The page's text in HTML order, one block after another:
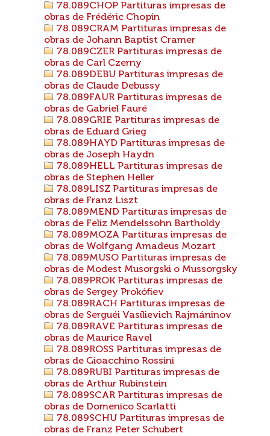
78.089CHOP Partituras impresas de
obras de Frédéric Chopin
78.089CRAM Partituras impresas de
obras de Johann Baptist Cramer
78.089CZER Partituras impresas de
obras de Carl Czerny
78.089DEBU Partituras impresas de
obras de Claude Debussy
78.089FAUR Partituras impresas de
obras de Gabriel Fauré
78.089GRIE Partituras impresas de
obras de Eduard Grieg
78.089HAYD Partituras impresas de
obras de Joseph Haydn
78.089HELL Partituras impresas de
obras de Stephen Heller
78.089LISZ Partituras impresas de
obras de Franz Liszt
78.089MEND Partituras impresas de
obras de Feliz Mendelssohn Bartholdy
78.089MOZA Partituras impresas de
obras de Wolfgang Amadeus Mozart
78.089MUSO Partituras impresas de
obras de Modest Musorgski o Mussorgsky
78.089PROK Partituras impresas de
obras de Sergey Prokófiev
78.089RACH Partituras impresas de
obras de Serguéi Vasílievich Rajmáninov
78.089RAVE Partituras impresas de
obras de Maurice Ravel
78.089ROSS Partituras impresas de
obras de Gioacchino Rossini
78.089RUBI Partituras impresas de
obras de Arthur Rubinstein
78.089SCAR Partituras impresas de
obras de Domenico Scarlatti
78.089SCHU Partituras impresas de
obras de Franz Peter Schubert